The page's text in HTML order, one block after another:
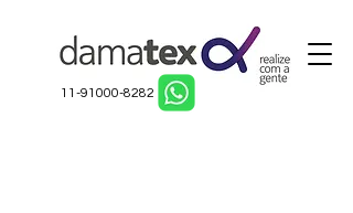
11-91000-8282